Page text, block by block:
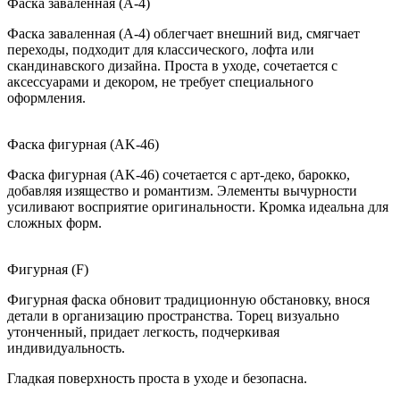
Фаска заваленная (A-4)
Фаска заваленная (A-4) облегчает внешний вид, смягчает
переходы, подходит для классического, лофта или
скандинавского дизайна. Проста в уходе, сочетается с
аксессуарами и декором, не требует специального
оформления.
Фаска фигурная (AK-46)
Фаска фигурная (AK-46) сочетается с арт-деко, барокко,
добавляя изящество и романтизм. Элементы вычурности
усиливают восприятие оригинальности. Кромка идеальна для
сложных форм.
Фигурная (F)
Фигурная фаска обновит традиционную обстановку, внося
детали в организацию пространства. Торец визуально
утонченный, придает легкость, подчеркивая
индивидуальность.
Гладкая поверхность проста в уходе и безопасна.